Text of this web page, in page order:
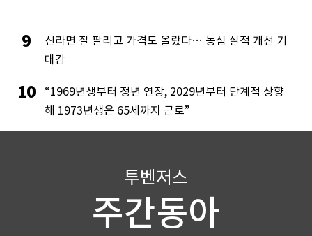
9
신라면 잘 팔리고 가격도 올랐다… 농심 실적 개선 기
대감
10
“1969년생부터 정년 연장, 2029년부터 단계적 상향
해 1973년생은 65세까지 근로”
투벤저스
주간동아